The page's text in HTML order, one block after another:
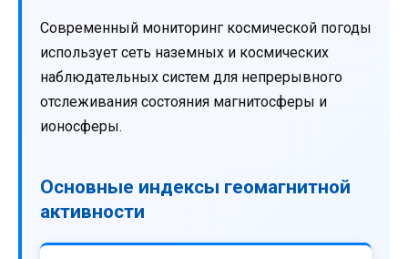
Современный мониторинг космической погоды
использует сеть наземных и космических
наблюдательных систем для непрерывного
отслеживания состояния магнитосферы и
ионосферы.
Основные индексы геомагнитной
активности